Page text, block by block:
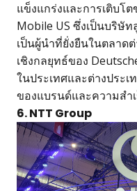
แข็งแกร่งและการเติบโ
Mobile US ซึ่งเป็นบริษั
เป็นผู้นำที่ยั่งยืนในตลาด
เชิงกลยุทธ์ของ
ในประเทศและต่างประ
ของแบรนด์และความสำ
6. NTT Group